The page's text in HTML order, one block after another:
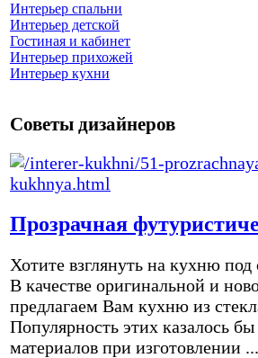
Интерьер спальни
Интерьер детской
Гостиная и кабинет
Интерьер прихожей
Интерьер кухни
Советы дизайнеров
Прозрачная
Хотите взглянуть на кухню
В качестве оригинальной и
предлагаем Вам кухню из
Популярность этих казалось
материалов при изготовлении ...